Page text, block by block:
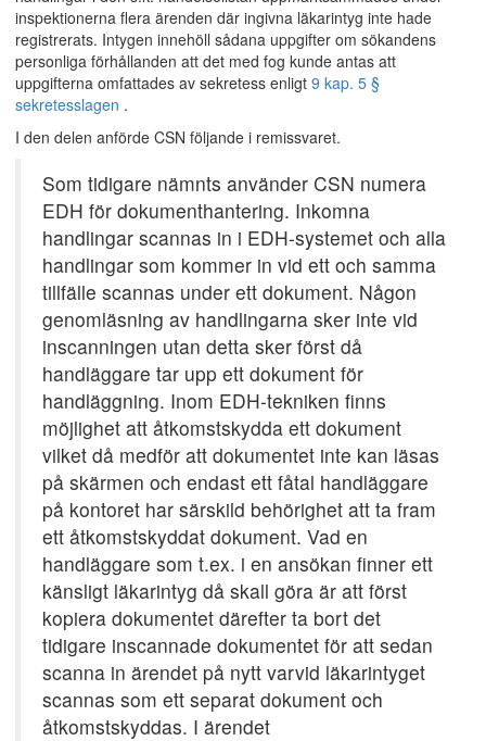
inspektionerna flera ärenden där ingivna läkarintyg inte hade
registrerats. Intygen innehöll sådana uppgifter om sökandens
personliga förhållanden att det med fog kunde antas att
uppgifterna omfattades av sekretess enligt 9 kap. 5 §
sekretesslagen .
I den delen anförde CSN följande i remissvaret.
Som tidigare nämnts använder CSN numera
EDH för dokumenthantering. Inkomna
handlingar scannas in i EDH-systemet och alla
handlingar som kommer in vid ett och samma
tillfälle scannas under ett dokument. Någon
genomläsning av handlingarna sker inte vid
inscanningen utan detta sker först då
handläggare tar upp ett dokument för
handläggning. Inom EDH-tekniken finns
möjlighet att åtkomstskydda ett dokument
vilket då medför att dokumentet inte kan läsas
på skärmen och endast ett fåtal handläggare
på kontoret har särskild behörighet att ta fram
ett åtkomstskyddat dokument. Vad en
handläggare som t.ex. i en ansökan finner ett
känsligt läkarintyg då skall göra är att först
kopiera dokumentet därefter ta bort det
tidigare inscannade dokumentet för att sedan
scanna in ärendet på nytt varvid läkarintyget
scannas som ett separat dokument och
åtkomstskyddas. I ärendet